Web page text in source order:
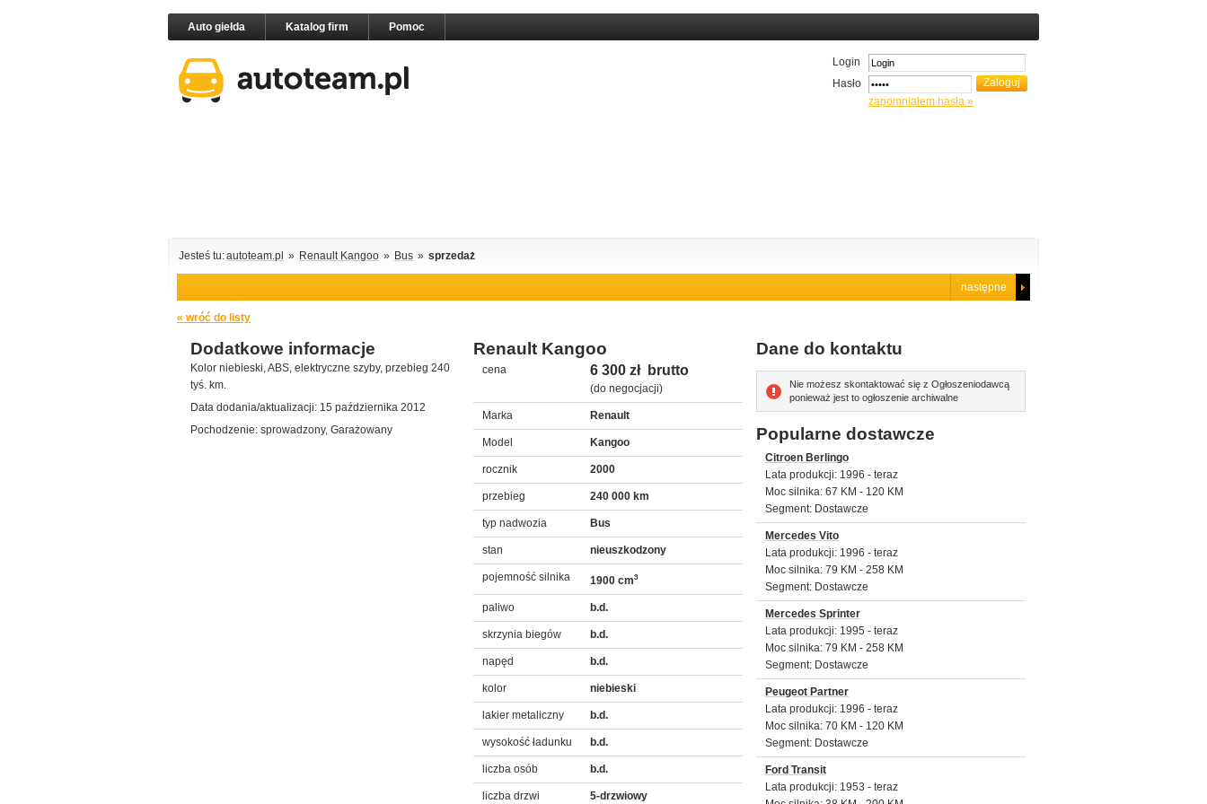
Auto giełda Katalog firm Pomoc
Login
Hasło
zapomniałem hasła »
Jesteś tu:autoteam.pl » Renault Kangoo » Bus » sprzedaż
następne
« wróć do listy
Dodatkowe informacje
Kolor niebieski, ABS, elektryczne szyby, przebieg 240
tyś. km.
Data dodania/aktualizacji: 15 października 2012
Pochodzenie: sprowadzony, Garażowany
Renault Kangoo
cena 6 300 zł brutto
(do negocjacji)
Marka Renault
Model Kangoo
rocznik 2000
przebieg 240 000 km
typ nadwozia Bus
stan nieuszkodzony
pojemność silnika 1900 cm3
paliwo b.d.
skrzynia biegów b.d.
napęd b.d.
kolor niebieski
lakier metaliczny b.d.
wysokość ładunku b.d.
liczba osób b.d.
liczba drzwi 5-drzwiowy
Dane do kontaktu
Nie możesz skontaktować się z Ogłoszeniodawcą
ponieważ jest to ogłoszenie archiwalne
Popularne dostawcze
Citroen Berlingo
Lata produkcji: 1996 - teraz
Moc silnika: 67 KM - 120 KM
Segment: Dostawcze
Mercedes Vito
Lata produkcji: 1996 - teraz
Moc silnika: 79 KM - 258 KM
Segment: Dostawcze
Mercedes Sprinter
Lata produkcji: 1995 - teraz
Moc silnika: 79 KM - 258 KM
Segment: Dostawcze
Peugeot Partner
Lata produkcji: 1996 - teraz
Moc silnika: 70 KM - 120 KM
Segment: Dostawcze
Ford Transit
Lata produkcji: 1953 - teraz